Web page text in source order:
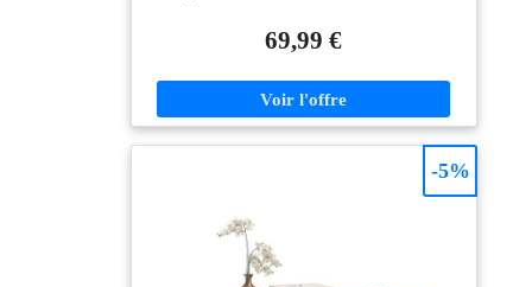
large plateau, cette
table basse ronde offre
beaucoup d'espace de
rangement pour
organiser les objets
et pieds ronds très modernes confèrent à la table un
aspect design Grâce à ses tons naturels et chaleureux,
décoration Dimensions globales : Longueur 140 cm x
largeur 70 cm x Hauteur 35,5 cm
69,99 €
-5%